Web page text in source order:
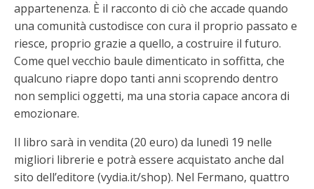
appartenenza. È il racconto di ciò che accade quando
una comunità custodisce con cura il proprio passato e
riesce, proprio grazie a quello, a costruire il futuro.
Come quel vecchio baule dimenticato in soffitta, che
qualcuno riapre dopo tanti anni scoprendo dentro
non semplici oggetti, ma una storia capace ancora di
emozionare.
Il libro sarà in vendita (20 euro) da lunedì 19 nelle
migliori librerie e potrà essere acquistato anche dal
sito dell’editore (vydia.it/shop). Nel Fermano, quattro